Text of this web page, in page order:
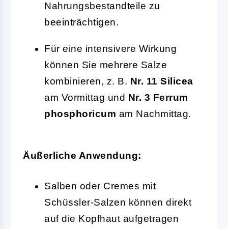
Nahrungsbestandteile zu
beeinträchtigen.
Für eine intensivere Wirkung
können Sie mehrere Salze
kombinieren, z. B. Nr. 11 Silicea
am Vormittag und Nr. 3 Ferrum
phosphoricum am Nachmittag.
Äußerliche Anwendung:
Salben oder Cremes mit
Schüssler-Salzen können direkt
auf die Kopfhaut aufgetragen